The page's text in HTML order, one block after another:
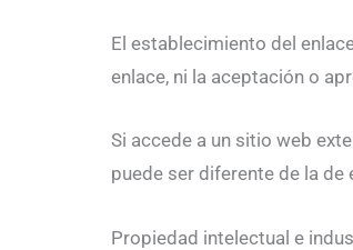
El establecimiento del
enlace, ni la aceptación o
Si accede a un sitio web
puede ser diferente de la de
Propiedad intelectual e